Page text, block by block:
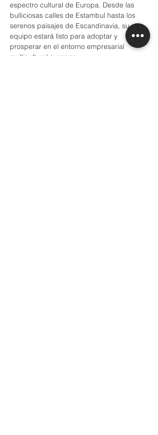
espectro cultural de Europa. Desde las
bulliciosas calles de Estambul hasta los
serenos paisajes de Escandinavia, su
equipo estará listo para adoptar y
prosperar en el entorno empresarial
multicultural europeo.